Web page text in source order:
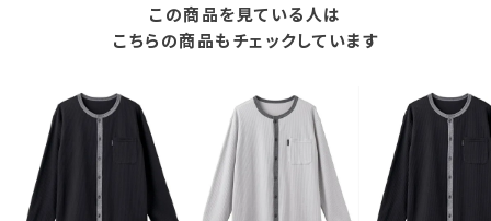
この商品を見ている人は
こちらの商品もチェックしています